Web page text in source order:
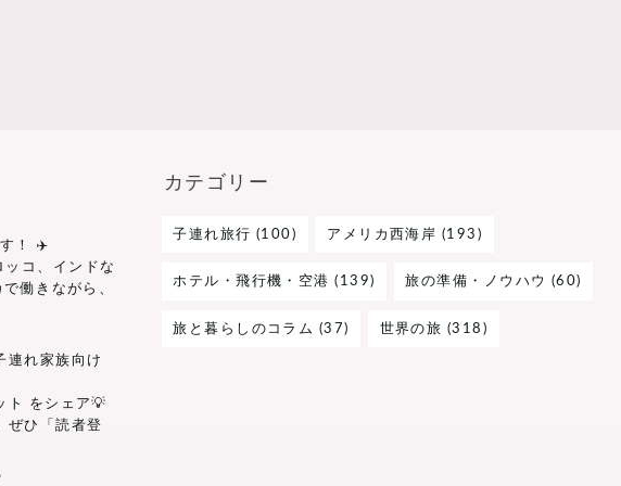
！ ✈️
コ、インドな
働きながら、
連れ家族向け
ト をシェア💡
ぜひ「読者登
カテゴリー
子連れ旅行 (100) アメリカ西海岸 (193)
ホテル・飛行機・空港 (139) 旅の準備・ノウハウ (60)
旅と暮らしのコラム (37) 世界の旅 (318)